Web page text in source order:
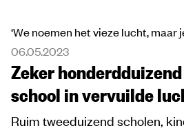
‘We noemen het vieze lucht, maar
06.05.2023
Zeker
school in vervuilde
Ruim tweeduizend scholen,